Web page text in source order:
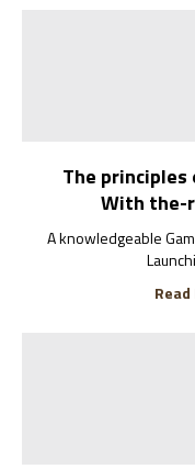
The principles
With the-
A knowledgeable